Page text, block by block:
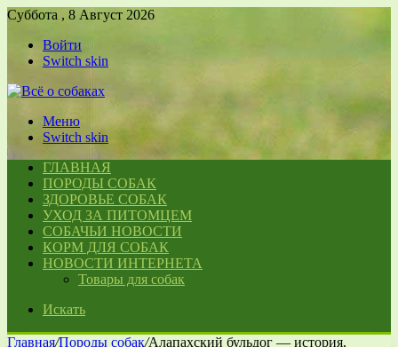
Суббота , 8 Август 2026
Войти
Switch skin
Меню
Switch skin
ГЛАВНАЯ
ПОРОДЫ СОБАК
ЗДОРОВЬЕ СОБАК
УХОД ЗА ПИТОМЦЕМ
СОБАЧЬИ НОВОСТИ
КОРМ ДЛЯ СОБАК
НОВОСТИ ИНТЕРНЕТА
Товары для собак
Искать
Главная/Породы собак/Алапахский бульдог — история,